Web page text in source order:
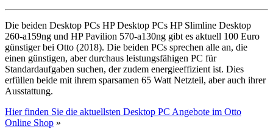
Die beiden Desktop PCs HP Desktop PCs HP Slimline Desktop
260-a159ng und HP Pavilion 570-a130ng gibt es aktuell 100 Euro
günstiger bei Otto (2018). Die beiden PCs sprechen alle an, die
einen günstigen, aber durchaus leistungsfähigen PC für
Standardaufgaben suchen, der zudem energieeffizient ist. Dies
erfüllen beide mit ihrem sparsamen 65 Watt Netzteil, aber auch ihrer
Ausstattung.
Hier finden Sie die aktuellsten Desktop PC Angebote im Otto
Online Shop »